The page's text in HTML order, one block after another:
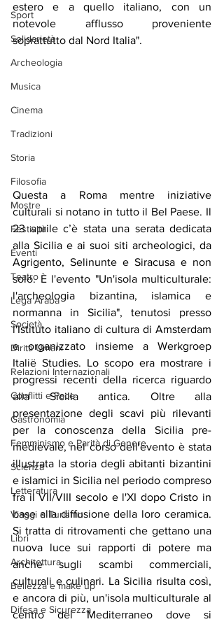
Sport
Solidarietà
Archeologia
Musica
Cinema
Tradizioni
Storia
Filosofia
Mostre
Festività
Eventi
Teatro
Lega Araba
Società
Diritti Umani
Relazioni Internazionali
Conflitti e Pace
Gastronomia
Femminismo e Parità di Genere
Scienza
Letteratura
Viaggi e Turismo
Libri
Architettura
Bellezza e make up
Difesa e Sicurezza
estero e a quello italiano, con un
notevole afflusso proveniente
soprattutto dal Nord Italia".
Questa a Roma mentre iniziative
culturali si notano in tutto il Bel Paese. Il
23 aprile c’è stata una serata dedicata
alla Sicilia e ai suoi siti archeologici, da
Agrigento, Selinunte e Siracusa e non
solo. È l'evento "Un'isola multiculturale:
l'archeologia bizantina, islamica e
normanna in Sicilia", tenutosi presso
l'Istituto italiano di cultura di Amsterdam
e organizzato insieme a Werkgroep
Italië Studies. Lo scopo era mostrare i
progressi recenti della ricerca riguardo
alla Sicilia antica. Oltre alla
presentazione degli scavi più rilevanti
per la conoscenza della Sicilia pre-
medievale, nel corso dell'evento è stata
illustrata la storia degli abitanti bizantini
e islamici in Sicilia nel periodo compreso
fra il VII/VIII secolo e l'XI dopo Cristo in
base alla diffusione della loro ceramica.
Si tratta di ritrovamenti che gettano una
nuova luce sui rapporti di potere ma
anche sugli scambi commerciali,
culturali e culinari. La Sicilia risulta così,
e ancora di più, un'isola multiculturale al
centro del Mediterraneo dove si